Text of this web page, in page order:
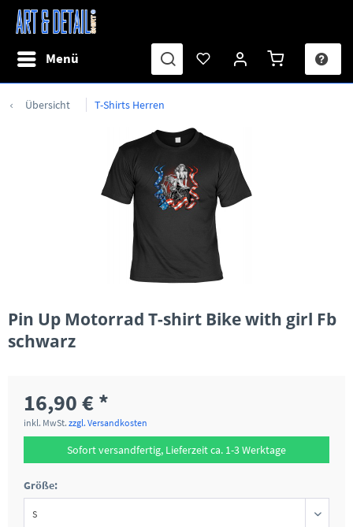
Menü
Übersicht T-Shirts Herren
Pin Up Motorrad T-shirt Bike with girl Fb
schwarz
16,90 € *
inkl. MwSt. zzgl. Versandkosten
Sofort versandfertig, Lieferzeit ca. 1-3 Werktage
Größe: